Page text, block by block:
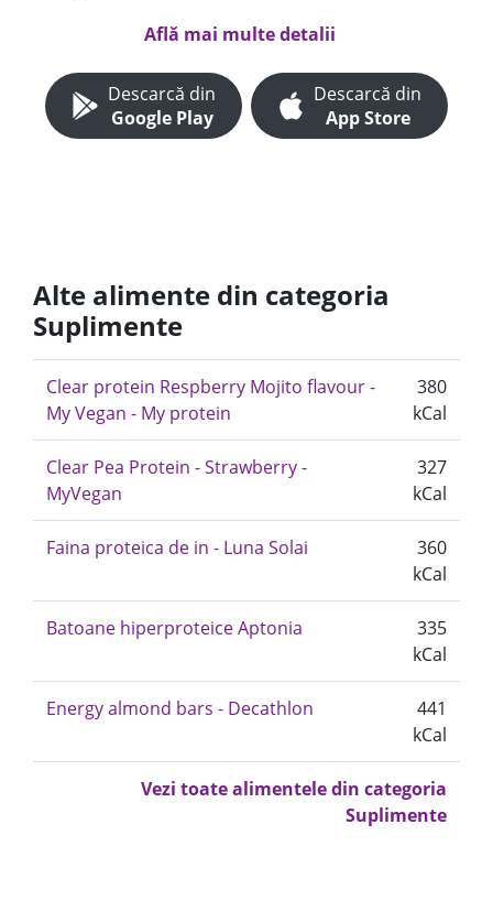
Află mai multe detalii
Descarcă din
Google Play
Descarcă din
App Store
Alte alimente din categoria
Suplimente
Clear protein Respberry Mojito flavour -
My Vegan - My protein
380
kCal
Clear Pea Protein - Strawberry -
MyVegan
327
kCal
Faina proteica de in - Luna Solai
360
kCal
Batoane hiperproteice Aptonia
335
kCal
Energy almond bars - Decathlon
441
kCal
Vezi toate alimentele din categoria
Suplimente